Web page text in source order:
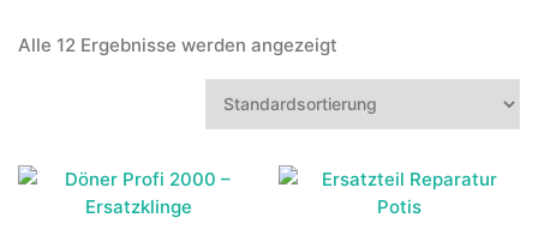
Alle 12 Ergebnisse werden angezeigt